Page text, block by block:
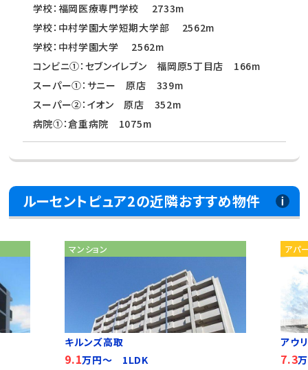
学校：福岡医療専門学校 2733m
学校：中村学園大学短期大学部 2562m
学校：中村学園大学 2562m
コンビニ①：セブンイレブン 福岡原5丁目店 166m
スーパー①：サニー 原店 339m
スーパー②：イオン 原店 352m
病院①：倉重病院 1075m
ルーセントピュア2の近隣おすすめ物件
マンション
キルンズ高取
9.1万円～ 1LDK
アパ
アウ
7.3